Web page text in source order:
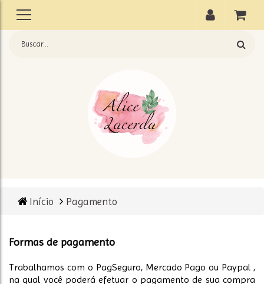
Início Pagamento
Formas de pagamento
Trabalhamos com o PagSeguro, Mercado Pago ou Paypal ,
na qual você poderá efetuar o pagamento de sua compra